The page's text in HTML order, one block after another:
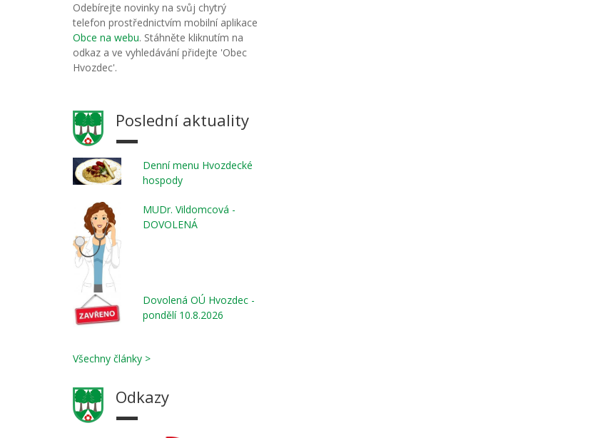
Odebírejte novinky na svůj chytrý
telefon prostřednictvím mobilní aplikace
Obce na webu. Stáhněte kliknutím na
odkaz a ve vyhledávání přidejte 'Obec
Hvozdec'.
Poslední aktuality
Denní menu Hvozdecké
hospody
MUDr. Vildomcová -
DOVOLENÁ
Dovolená OÚ Hvozdec -
pondělí 10.8.2026
Všechny články >
Odkazy